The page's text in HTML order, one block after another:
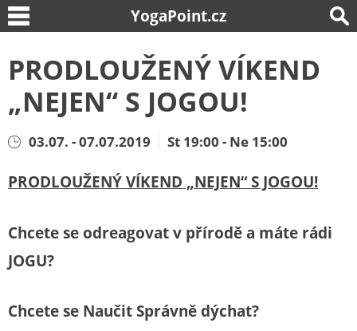
YogaPoint.cz
PRODLOUŽENÝ VÍKEND
„NEJEN“ S JOGOU!
03.07. - 07.07.2019 St 19:00 - Ne 15:00
PRODLOUŽENÝ VÍKEND „NEJEN“ S JOGOU!
Chcete se odreagovat v přírodě a máte rádi
JOGU?
Chcete se Naučit Správně dýchat?